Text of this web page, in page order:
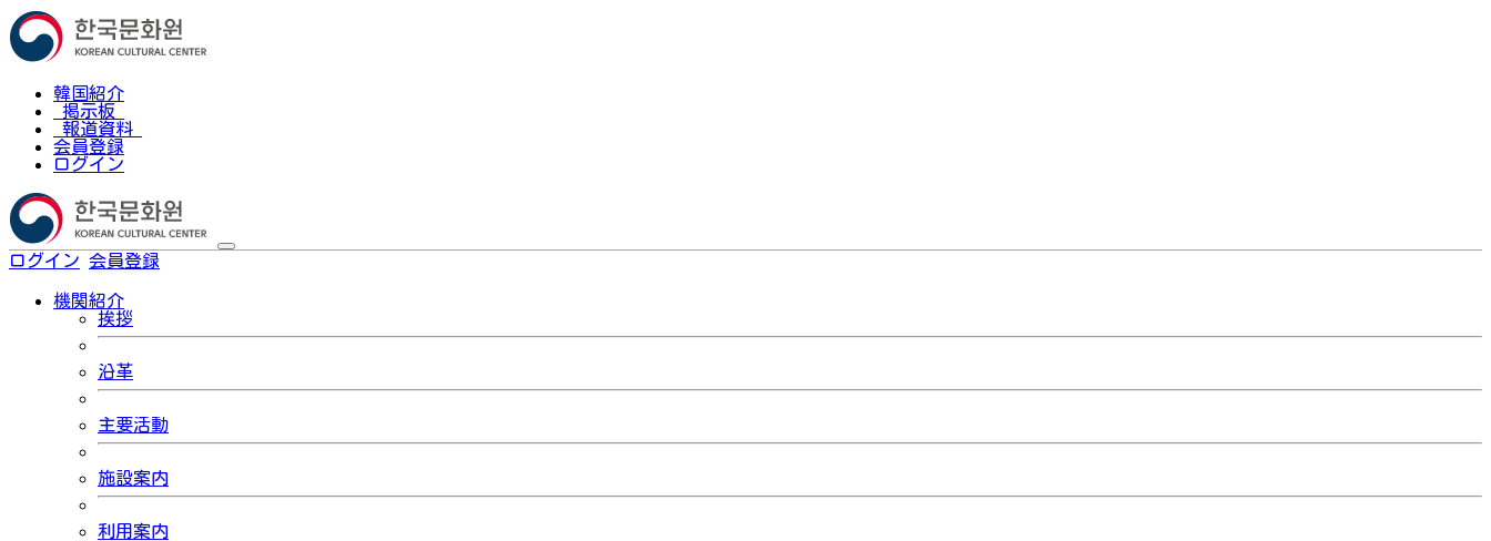
韓国紹介
掲示板
報道資料
会員登録
ログイン
ログイン 会員登録
機関紹介
挨拶
沿革
主要活動
施設案内
利用案内